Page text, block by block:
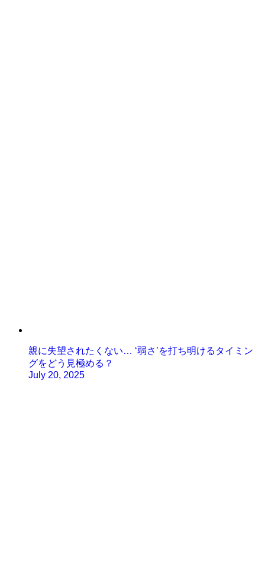
親に失望されたくない… ‘弱さ’を打ち明けるタイミン
グをどう見極める？
July 20, 2025